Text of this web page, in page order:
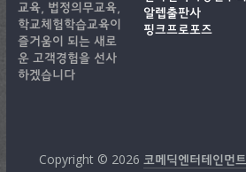
교육, 법정의무교육,
학교체험학습교육이
즐거움이 되는 새로
운 고객경험을 선사
하겠습니다
알렙출판사
핑크프로포즈
Copyright © 2026 코메딕엔터테인먼트